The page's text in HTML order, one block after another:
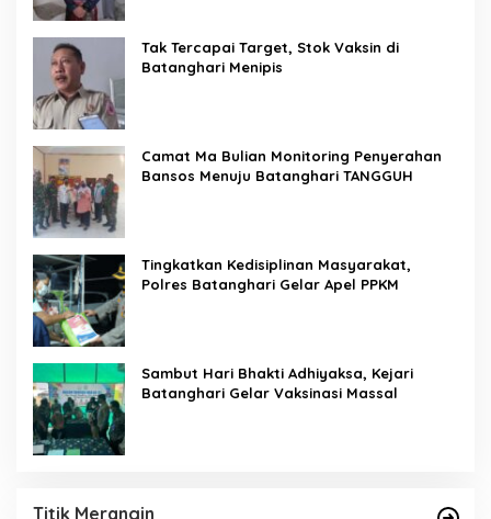
Tak Tercapai Target, Stok Vaksin di
Batanghari Menipis
Camat Ma Bulian Monitoring Penyerahan
Bansos Menuju Batanghari TANGGUH
Tingkatkan Kedisiplinan Masyarakat,
Polres Batanghari Gelar Apel PPKM
Sambut Hari Bhakti Adhiyaksa, Kejari
Batanghari Gelar Vaksinasi Massal
Titik Merangin